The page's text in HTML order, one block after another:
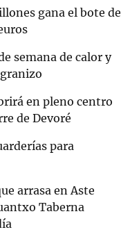
gana el bote de
semana de calor y
en pleno centro
de Devoré
para
arrasa en Aste
Taberna